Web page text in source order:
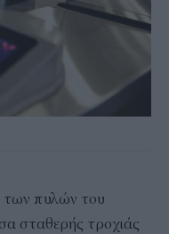
των πυλών του
σταθερής τροχιάς